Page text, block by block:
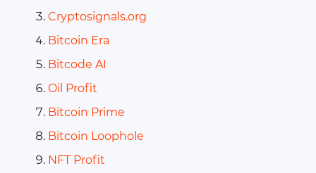
Cryptosignals.org
Bitcoin Era
Bitcode AI
Oil Profit
Bitcoin Prime
Bitcoin Loophole
NFT Profit